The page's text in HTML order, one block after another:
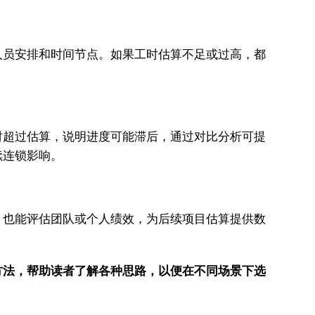
安排和时间节点。如果工时估算不足或过高，都
过估算，说明进度可能滞后，通过对比分析可提
锁影响。
能评估团队或个人绩效，为后续项目估算提供数
，帮助读者了解各种思路，以便在不同场景下选